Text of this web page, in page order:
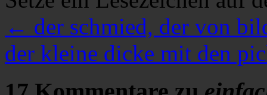
← der schmied, der von
der kleine dicke mit den